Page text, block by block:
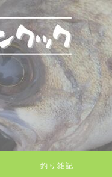
釣り雑記